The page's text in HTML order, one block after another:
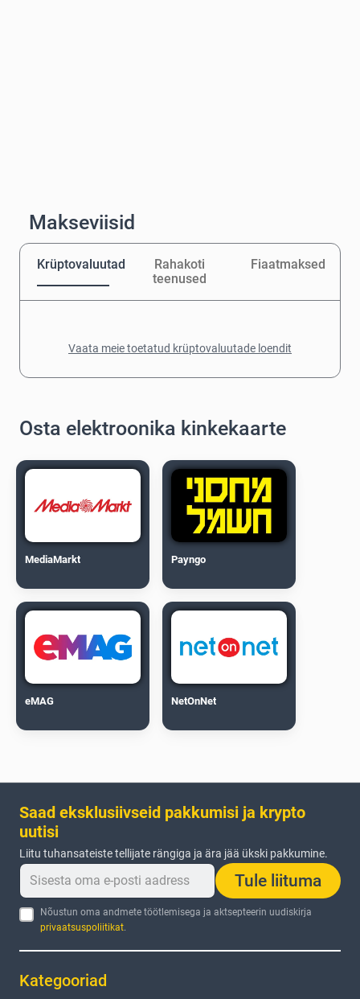
Makseviisid
Krüptovaluutad
Rahakoti
teenused
Fiaatmaksed
Vaata meie toetatud krüptovaluutade loendit
Osta elektroonika kinkekaarte
MediaMarkt Payngo
eMAG NetOnNet
Saad eksklusiivseid pakkumisi ja krypto
uutisi
Liitu tuhansateiste tellijate rängiga ja ära jää ükski pakkumine.
Tule liituma
Nõustun oma andmete töötlemisega ja aktsepteerin uudiskirja
privaatsuspoliitikat.
Kategooriad